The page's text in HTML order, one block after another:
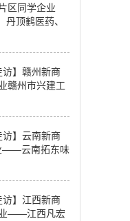
区同学企业
顶鹤医药、
访】赣州新商
赣州市兴建工
访】云南新商
——云南拓东味
访】江西新商
——江西凡宏